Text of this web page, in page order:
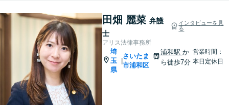
田畑 麗菜 弁護
士
インタビューを見
る
アリス法律事務所
埼
玉
県
|
さいたま
市浦和区
浦和駅 か
ら徒歩7分
営業時間：
本日定休日